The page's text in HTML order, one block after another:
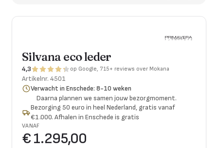
Silvana eco leder
4,3 op Google, 715+ reviews over Mokana
Artikelnr. 4501
Verwacht in Enschede: 8-10 weken
Daarna plannen we samen jouw bezorgmoment.
Bezorging 50 euro in heel Nederland, gratis vanaf
€1.000. Afhalen in Enschede is gratis
VANAF
€ 1.295,00